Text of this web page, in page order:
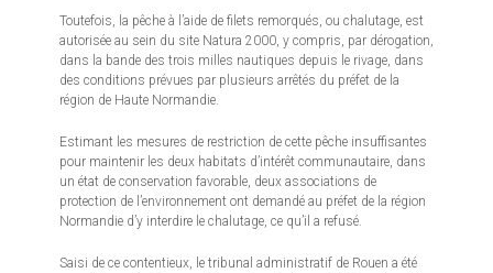
Toutefois, la pêche à l’aide de filets remorqués, ou chalutage, est
autorisée au sein du site Natura 2000, y compris, par dérogation,
dans la bande des trois milles nautiques depuis le rivage, dans
des conditions prévues par plusieurs arrêtés du préfet de la
région de Haute Normandie.
Estimant les mesures de restriction de cette pêche insuffisantes
pour maintenir les deux habitats d’intérêt communautaire, dans
un état de conservation favorable, deux associations de
protection de l’environnement ont demandé au préfet de la région
Normandie d’y interdire le chalutage, ce qu’il a refusé.
Saisi de ce contentieux, le tribunal administratif de Rouen a été